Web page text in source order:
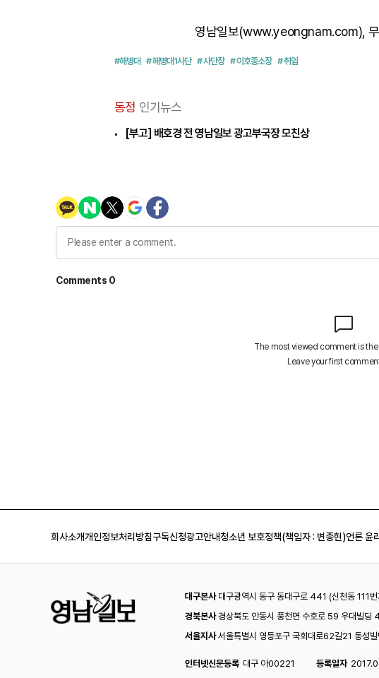
영남일보(www.yeongnam.com), 무
#해병대 # 해병대1사단 # 사단장 # 이호종소장 # 취임
동정 인기뉴스
[부고] 배호경 전 영남일보 광고부국장 모친상
회사소개개인정보처리방침구독신청광고안내청소년 보호정책(책임자 : 변종현)언론 윤
대구본사대구광역시 동구 동대구로 441 (신천동 111번
경북본사경상북도 안동시 풍천면 수호로 59 우대빌딩
서울지사서울특별시 영등포구 국회대로62길21 동성
인터넷신문등록 대구 아00221 등록일자